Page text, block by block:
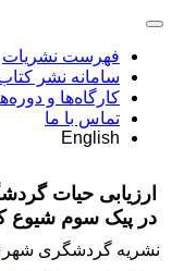
فهرست نشریات
سامانه نشر
کارگاه‌ها و
تماس با ما
English
ارزیابی حیات
در پیک سوم شیوع
نشریه گردشگری